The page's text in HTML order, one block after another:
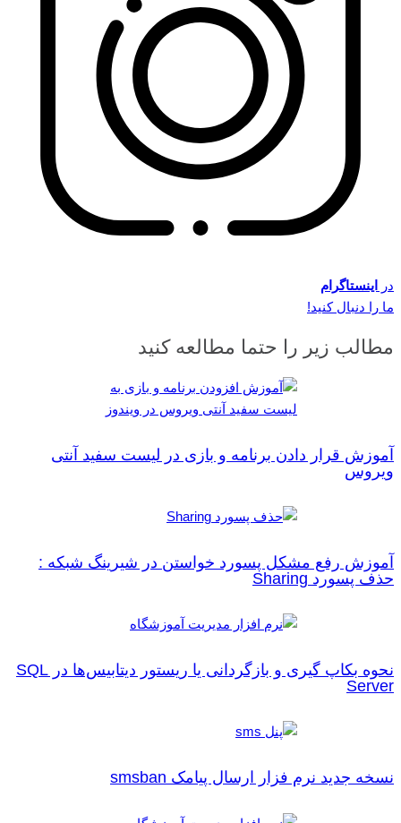
در
اینستاگرام
ما را دنبال کنید!
مطالب زیر را حتما مطالعه کنید
آموزش قرار دادن برنامه و بازی در لیست سفید آنتی‌
ویروس
آموزش رفع مشکل پسورد خواستن در شیرینگ شبکه :
حذف پسورد Sharing
نحوه بکاپ گیری و بازگردانی یا ریستور دیتابیس‌ها در SQL
Server
نسخه جدید نرم فزار ارسال پیامک smsban